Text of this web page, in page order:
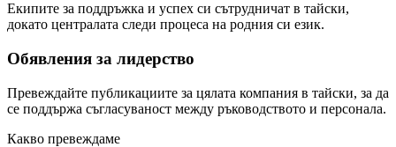
Екипите за поддръжка и успех си сътрудничат в тайски,
докато централата следи процеса на родния си език.
Обявления за лидерство
Превеждайте публикациите за цялата компания в тайски, за да
се поддържа съгласуваност между ръководството и персонала.
Какво превеждаме